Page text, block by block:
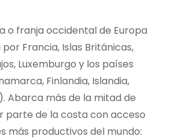
o franja occiden­tal de Europa
Francia, Islas Británicas,
Luxemburgo y los países
Finlandia, Islandia,
Abarca más de la mitad de
parte de la costa con acceso
más productivos del mun­do: